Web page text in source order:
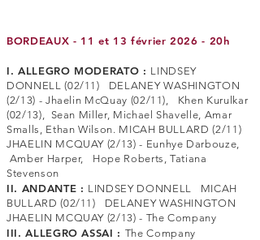
BORDEAUX - 11 et 13 février 2026 - 20h
I. ALLEGRO MODERATO : LINDSEY
DONNELL (02/11) DELANEY WASHINGTON
(2/13) - Jhaelin McQuay (02/11), Khen Kurulkar
(02/13), Sean Miller, Michael Shavelle, Amar
Smalls, Ethan Wilson. MICAH BULLARD (2/11)
JHAELIN MCQUAY (2/13) - Eunhye Darbouze,
Amber Harper, Hope Roberts, Tatiana
Stevenson
II. ANDANTE : LINDSEY DONNELL MICAH
BULLARD (02/11) DELANEY WASHINGTON
JHAELIN MCQUAY (2/13) - The Company
III. ALLEGRO ASSAI : The Company